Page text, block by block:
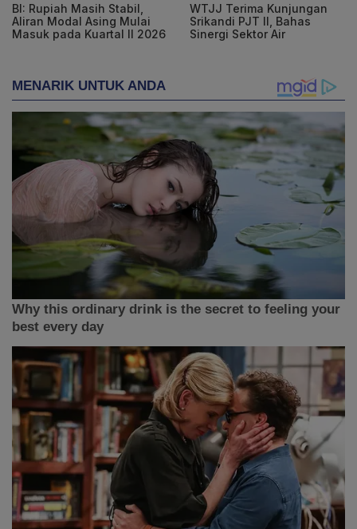
BI: Rupiah Masih Stabil,
Aliran Modal Asing Mulai
Masuk pada Kuartal II 2026
WTJJ Terima Kunjungan
Srikandi PJT II, Bahas
Sinergi Sektor Air